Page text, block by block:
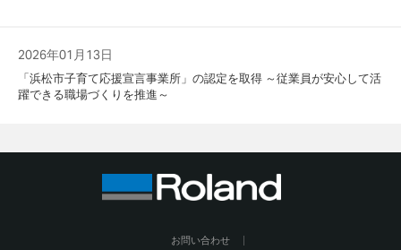
2026年01月13日
「浜松市子育て応援宣言事業所」の認定を取得 ～従業員が安心して活
躍できる職場づくりを推進～
お問い合わせ